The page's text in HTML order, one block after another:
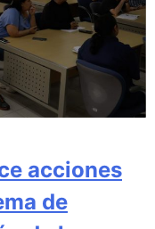
acciones
de